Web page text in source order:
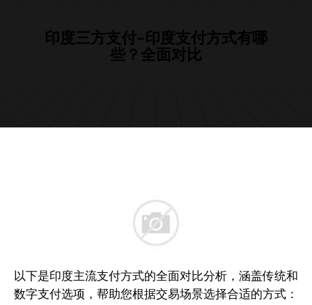
印度三方支付-印度支付方式有哪
些？全面对比
以下是印度主流支付方式的全面对比分析，涵盖传统和
数字支付选项，帮助您根据交易场景选择合适的方式：